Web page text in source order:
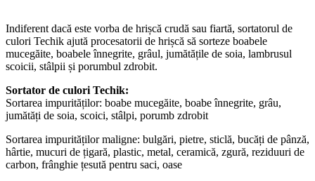
Indiferent dacă este vorba de hrișcă crudă sau fiartă, sortatorul de
culori Techik ajută procesatorii de hrișcă să sorteze boabele
mucegăite, boabele înnegrite, grâul, jumătățile de soia, lambrusul
scoicii, stâlpii și porumbul zdrobit.
Sortator de culori Techik:
Sortarea impurităților: boabe mucegăite, boabe înnegrite, grâu,
jumătăți de soia, scoici, stâlpi, porumb zdrobit
Sortarea impurităților maligne: bulgări, pietre, sticlă, bucăți de pânză,
hârtie, mucuri de țigară, plastic, metal, ceramică, zgură, reziduuri de
carbon, frânghie țesută pentru saci, oase